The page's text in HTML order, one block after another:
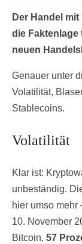
Der Handel
die Faktenlage
neuen
Genauer unter
Volatilität,
Stablecoins.
Volatilität
Klar ist:
unbeständig.
hier umso mehr
10. November
Bitcoin, 57